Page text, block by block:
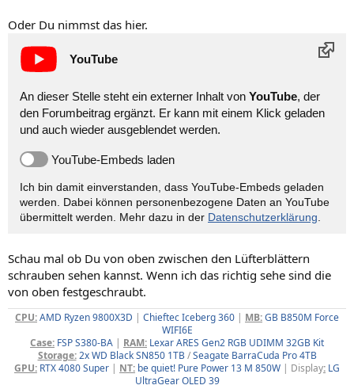
Oder Du nimmst das hier.
YouTube
An dieser Stelle steht ein externer Inhalt von YouTube, der
den Forumbeitrag ergänzt. Er kann mit einem Klick geladen
und auch wieder ausgeblendet werden.
YouTube-Embeds laden
Ich bin damit einverstanden, dass YouTube-Embeds geladen
werden. Dabei können personen­bezogene Daten an YouTube
übermittelt werden. Mehr dazu in der Datenschutzerklärung
Schau mal ob Du von oben zwischen den Lüfterblättern
schrauben sehen kannst. Wenn ich das richtig sehe sind die
von oben festgeschraubt.
CPU:AMD Ryzen 9800X3D | Chieftec Iceberg 360 | MB:GB B850M Force
WIFI6E
Case: FSP S380-BA | RAM: Lexar ARES Gen2 RGB UDIMM 32GB Kit
Storage: 2x WD Black SN850 1TB/Seagate BarraCuda Pro 4TB
GPU: RTX 4080 Super | NT: be quiet! Pure Power 13 M 850W | Display: LG
UltraGear OLED 39